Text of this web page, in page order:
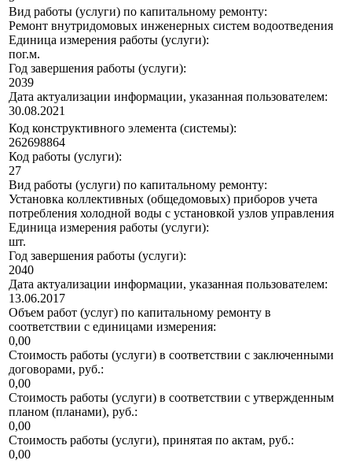
Вид работы (услуги) по капитальному ремонту:
Ремонт внутридомовых инженерных систем водоотведения
Единица измерения работы (услуги):
пог.м.
Год завершения работы (услуги):
2039
Дата актуализации информации, указанная пользователем:
30.08.2021
Код конструктивного элемента (системы):
262698864
Код работы (услуги):
27
Вид работы (услуги) по капитальному ремонту:
Установка коллективных (общедомовых) приборов учета
потребления холодной воды с установкой узлов управления
Единица измерения работы (услуги):
шт.
Год завершения работы (услуги):
2040
Дата актуализации информации, указанная пользователем:
13.06.2017
Объем работ (услуг) по капитальному ремонту в
соответствии с единицами измерения:
0,00
Стоимость работы (услуги) в соответствии с заключенными
договорами, руб.:
0,00
Стоимость работы (услуги) в соответствии с утвержденным
планом (планами), руб.:
0,00
Стоимость работы (услуги), принятая по актам, руб.:
0,00